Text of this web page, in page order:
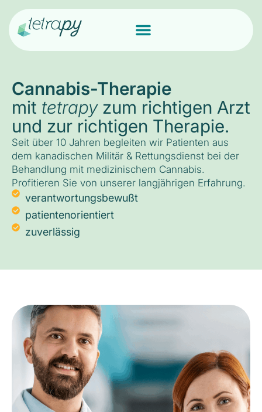
Cannabis-Therapie
mit tetrapyzum richtigen Arzt
und zur richtigen Therapie.
Seit über 10 Jahren begleiten wir Patienten aus
dem kanadischen Militär & Rettungsdienst bei der
Behandlung mit medizinischem Cannabis.
Profitieren Sie von unserer langjährigen Erfahrung.
verantwortungsbewußt
patientenorientiert
zuverlässig